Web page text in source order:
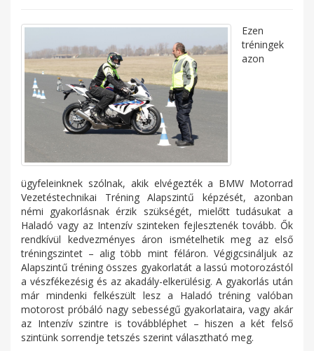
Ezen
tréningek
azon
ügyfeleinknek szólnak, akik elvégezték a BMW Motorrad
Vezetéstechnikai Tréning Alapszintű képzését, azonban
némi gyakorlásnak érzik szükségét, mielőtt tudásukat a
Haladó vagy az Intenzív szinteken fejlesztenék tovább. Ők
rendkívül kedvezményes áron ismételhetik meg az első
tréningszintet – alig több mint féláron. Végigcsináljuk az
Alapszintű tréning összes gyakorlatát a lassú motorozástól
a vészfékezésig és az akadály-elkerülésig. A gyakorlás után
már mindenki felkészült lesz a Haladó tréning valóban
motorost próbáló nagy sebességű gyakorlataira, vagy akár
az Intenzív szintre is továbbléphet – hiszen a két felső
szintünk sorrendje tetszés szerint választható meg.